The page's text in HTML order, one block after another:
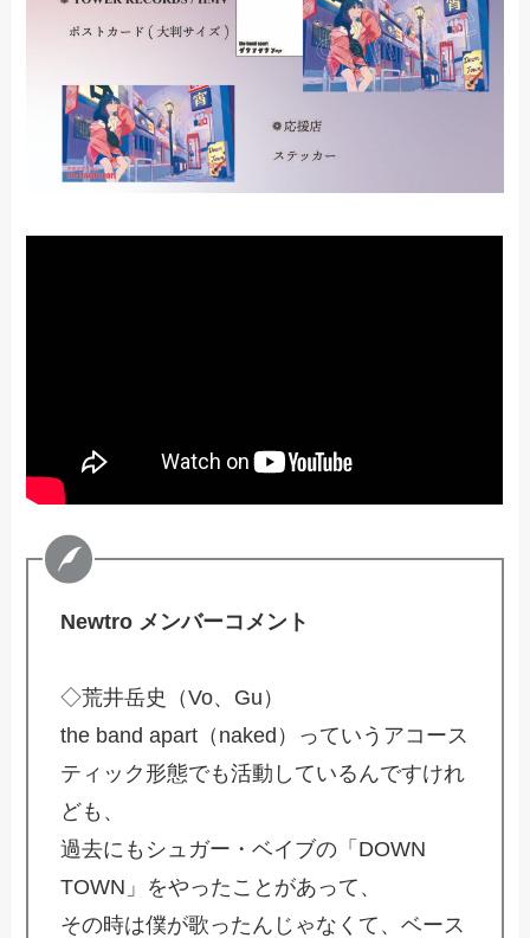
Newtro メンバーコメント
◇荒井岳史（Vo、Gu）
the band apart（naked）っていうアコース
ティック形態でも活動しているんですけれ
ども、
過去にもシュガー・ベイブの「DOWN
TOWN」をやったことがあって、
その時は僕が歌ったんじゃなくて、ベース